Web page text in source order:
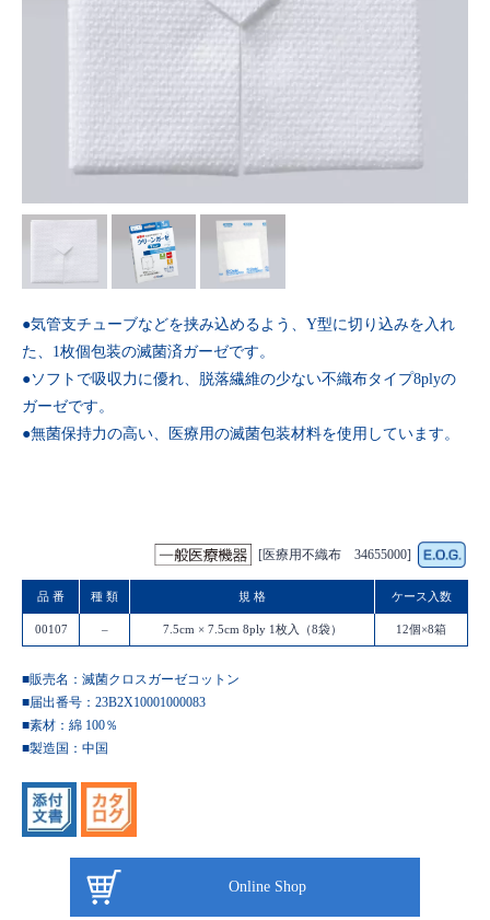
●気管支チューブなどを挟み込めるよう、Y型に切り込みを入れ
た、1枚個包装の滅菌済ガーゼです。
●ソフトで吸収力に優れ、脱落繊維の少ない不織布タイプ8plyの
ガーゼです。
●無菌保持力の高い、医療用の滅菌包装材料を使用しています。
[医療用不織布 34655000]
品 番 種 類 規 格 ケース入数
00107 – 7.5cm × 7.5cm 8ply 1枚入（8袋） 12個×8箱
■販売名：滅菌クロスガーゼコットン
■届出番号：23B2X10001000083
■素材：綿 100％
■製造国： 中国
Online Shop